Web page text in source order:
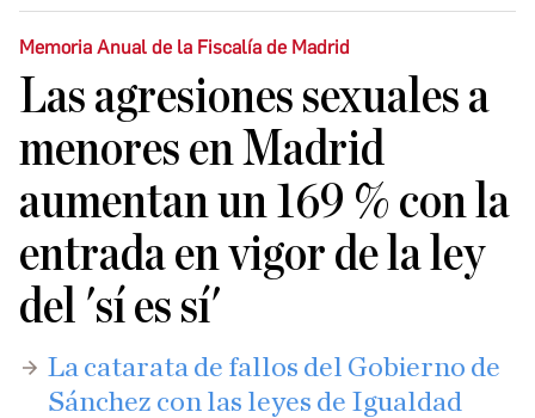
Memoria Anual de la Fiscalía de Madrid
Las agresiones sexuales a
menores en Madrid
aumentan un 169 % con la
entrada en vigor de la ley
del 'sí es sí'
La catarata de fallos del Gobierno de
Sánchez con las leyes de Igualdad